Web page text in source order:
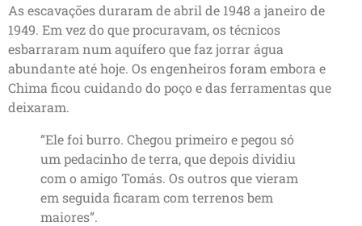
As escavações duraram de abril de 1948 a janeiro de
1949. Em vez do que procuravam, os técnicos
esbarraram num aquífero que faz jorrar água
abundante até hoje. Os engenheiros foram embora e
Chima ficou cuidando do poço e das ferramentas que
deixaram.
“Ele foi burro. Chegou primeiro e pegou só
um pedacinho de terra, que depois dividiu
com o amigo Tomás. Os outros que vieram
em seguida ficaram com terrenos bem
maiores”.